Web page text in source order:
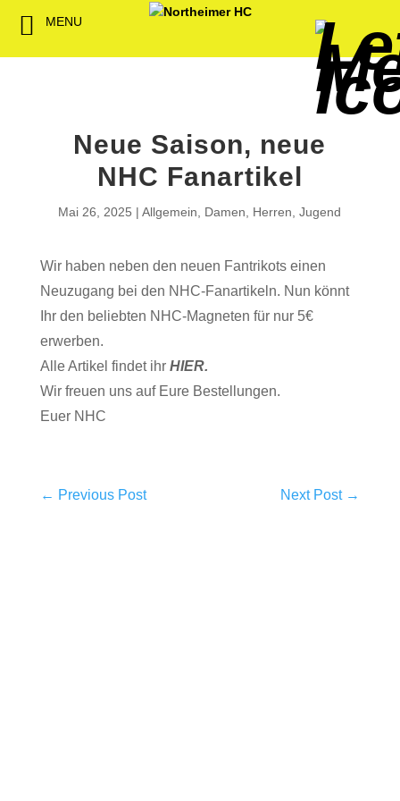
Neue Saison, neue
NHC Fanartikel
Mai 26, 2025 Allgemein Damen Herren ,Jugend
Wir haben neben den neuen Fantrikots einen
Neuzugang bei den NHC-Fanartikeln. Nun könnt
Ihr den beliebten NHC-Magneten für nur 5€
erwerben.
Alle Artikel findet ihr HIER.
Wir freuen uns auf Eure Bestellungen.
Euer NHC
← Previous Post Next Post→
MENU
Back Back
1. Herren
2. Herren
1. Damen
Back
Weibliche
Minis &
Spielbetrieb
Back
NHC
Back
Spieltagssponsoren
Jobbörse
Hallenheft
Back
Back Back
Vorstand
Satzung
FWD
Back
Back
Download
Kooperationen
Termine
Intern
Back